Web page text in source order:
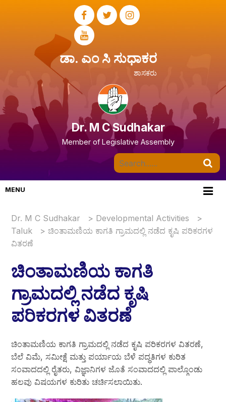
ಡಾ. ಎಂ ಸಿ ಸುಧಾಕರ
ಶಾಸಕರು
Dr. M C Sudhakar
Member of Legislative Assembly
MENU
Dr. M C Sudhakar > Developmental Activities
>
Taluk
> ಚಿಂತಾಮಣಿಯ ಕಾಗತಿ ಗ್ರಾಮದಲ್ಲಿ ನಡೆದ ಕೃಷಿ ಪರಿಕರಗಳ
ವಿತರಣೆ
ಚಿಂತಾಮಣಿಯ ಕಾಗತಿ
ಗ್ರಾಮದಲ್ಲಿ ನಡೆದ ಕೃಷಿ
ಪರಿಕರಗಳ ವಿತರಣೆ
ಚಿಂತಾಮಣಿಯ ಕಾಗತಿ ಗ್ರಾಮದಲ್ಲಿ ನಡೆದ ಕೃಷಿ ಪರಿಕರಗಳ ವಿತರಣೆ,
ಬೆಲೆ ವಿಮೆ, ಸಮೀಕ್ಷೆ ಮತ್ತು ಪರ್ಯಾಯ ಬೆಳೆ ಪದ್ಧತಿಗಳ ಕುರಿತ
ಸಂವಾದದಲ್ಲಿ ರೈತರು, ವಿಜ್ಞಾನಿಗಳ ಜೊತೆ ಸಂವಾದದಲ್ಲಿ ಪಾಲ್ಗೊಂಡು
ಹಲವು ವಿಷಯಗಳ ಕುರಿತು ಚರ್ಚಿಸಲಾಯಿತು.